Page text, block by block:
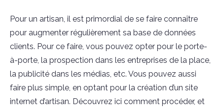
Pour un artisan, il est primordial de se faire connaître
pour augmenter régulièrement sa base de données
clients. Pour ce faire, vous pouvez opter pour le porte-
à-porte, la prospection dans les entreprises de la place,
la publicité dans les médias, etc. Vous pouvez aussi
faire plus simple, en optant pour la création d’un site
internet d’artisan. Découvrez ici comment procéder, et